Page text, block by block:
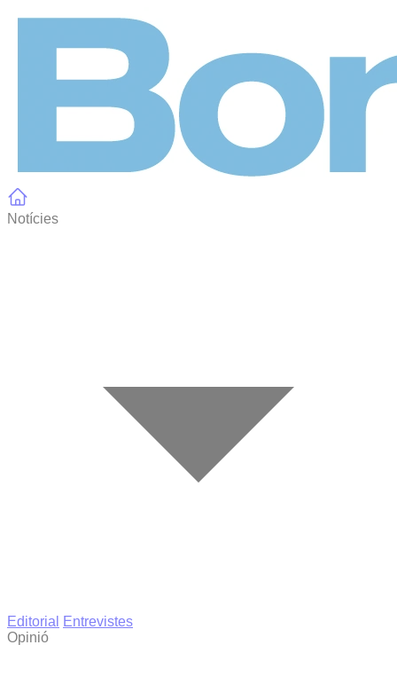
Notícies
Editorial
Entrevistes
Opinió